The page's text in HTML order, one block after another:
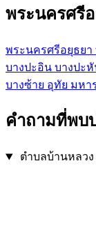
พระนครศรี
พระนครศรีอยุธยา
บางปะอิน บางปะ
บางซ้าย อุทัย มหา
คำถามที่พบ
ตำบลบ้านหลวง